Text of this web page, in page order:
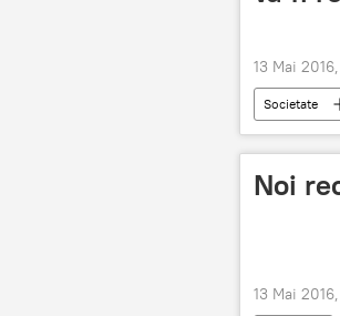
13 Mai
Societate
primării
Noi
13 Mai